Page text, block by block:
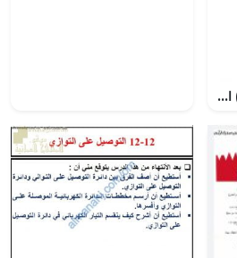
حل درس الطين, (لغة عربية) الحادي عشر